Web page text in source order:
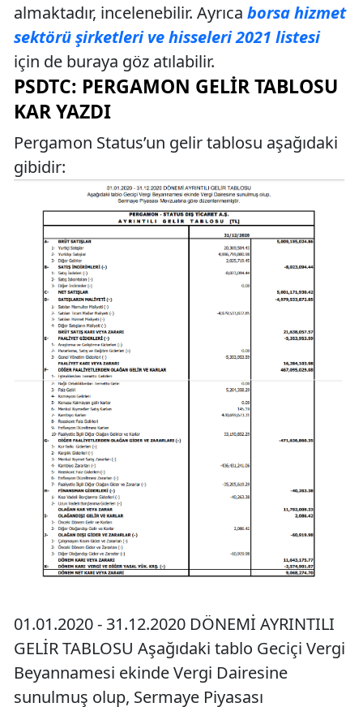
almaktadır, incelenebilir. Ayrıca borsa hizmet
sektörü şirketleri ve hisseleri 2021 listesi
için de buraya göz atılabilir.
PSDTC: PERGAMON GELIR TABLOSU
KAR YAZDI
Pergamon Status’un gelir tablosu aşağıdaki
gibidir:
01.01.2020 - 31.12.2020 DÖNEMİ AYRINTILI
GELİR TABLOSU Aşağıdaki tablo Geciçi Vergi
Beyannamesi ekinde Vergi Dairesine
sunulmuş olup, Sermaye Piyasası